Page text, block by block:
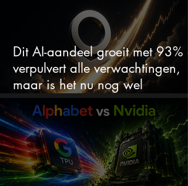
Dit AI-aandeel groeit met 93%
verpulvert alle verwachtingen,
maar is het nu nog wel
koopwaardig?